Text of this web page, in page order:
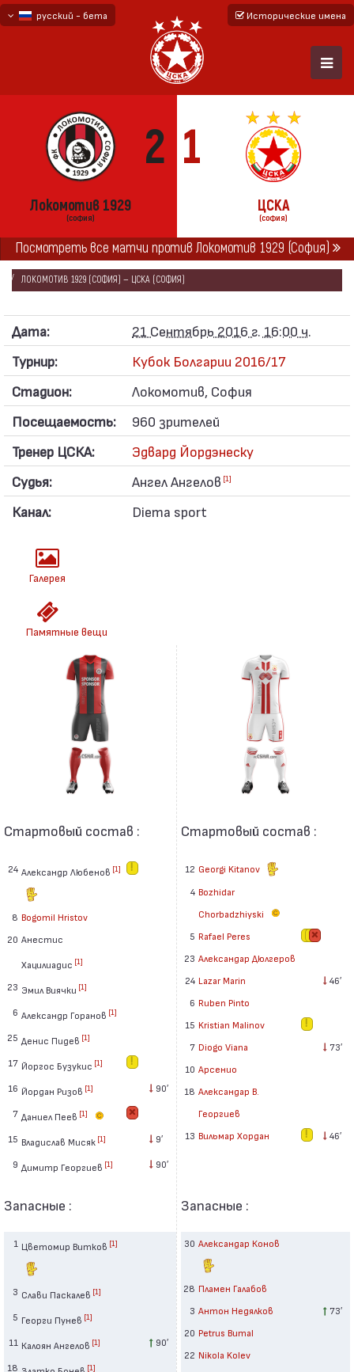
русский - бета
Исторические имена
2 1
Локомотив 1929
(СОФИЯ)
ЦСКА
(СОФИЯ)
Посмотреть все матчи против Локомотив 1929 (София)
ГЛАВНАЯ СЕЗОНЫ 2016/17
КУБОК БОЛГАРИИ 2016/17
ЛОКОМОТИВ 1929 (СОФИЯ) — ЦСКА (СОФИЯ)
Дата:
21 Сентябрь 2016 г. 16:00 ч.
Турнир:
Кубок Болгарии 2016/17
Стадион:
Локомотив, София
Посещаемость:
960 зрителей
Тренер ЦСКА:
Эдвард Йордэнеску
Судья:
Ангел Ангелов [1]
Канал: Diema sport
Галерея
Памятные вещи
Стартовый состав :
24 Александр Любенов [1]
8 Bogomil Hristov
20 Анестис
Хацилиадис [1]
23 Эмил Виячки [1]
6 Александр Горанов [1]
25 Денис Пидев [1]
17 Йоргос Бузукис [1]
16 Йордан Ризов [1] 90′
7 Даниел Пеев [1]
15 Владислав Мисяк [1] 9′
9 Димитр Георгиев [1] 90′
Запасные :
1 Цветомир Витков [1]
3 Слави Паскалев [1]
5 Георги Пунев [1]
11 Калоян Ангелов [1] 90′
18 [1]
Стартовый состав :
12 Georgi Kitanov
4 Bozhidar
Chorbadzhiyski
5 Rafael Peres
23 Александар Дюлгеров
24 Lazar Marin
46′
6 Ruben Pinto
15 Kristian Malinov
7 Diogo Viana
73′
10 Арсенио
18 Александар В.
Георгиев
13 Вильмар Хордан 46′
Запасные :
30 Александар Конов
28 Пламен Галабов
3 Антон Недялков
73′
20 Petrus Bumal
22 Nikola Kolev